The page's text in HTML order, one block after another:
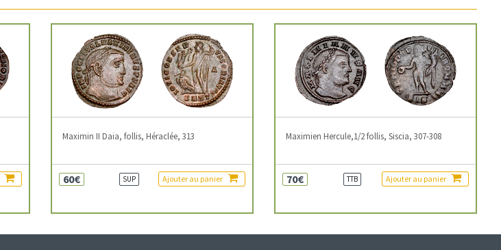
Maximin II Daia, follis, Héraclée, 313
60€ SUP Ajouter au panier
Maximien Hercule,1/2 follis, Siscia, 307-308
70€ TTB Ajouter au panier